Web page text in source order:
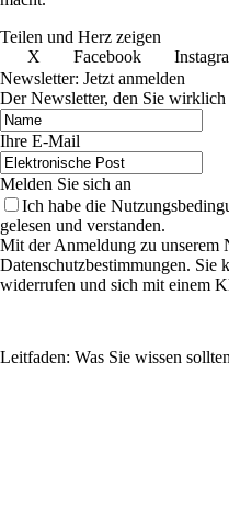
Teilen und Herz zeigen
X
Facebook
Newsletter: Jetzt anmelden
Der Newsletter, den Sie wirklich
Ihre E-Mail
Melden Sie sich an
Ich habe die
gelesen und verstanden.
Mit der Anmeldung zu unserem
Datenschutzbestimmungen.
widerrufen und sich mit einem
Leitfaden: Was Sie wissen